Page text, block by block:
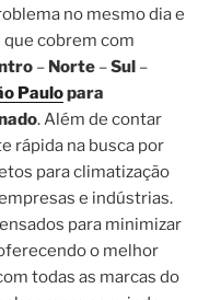
no mesmo dia e
que cobrem com
– Norte –Sul –
Paulopara
. Além de contar
rápida na busca por
para climatização
e indústrias.
para minimizar
o melhor
todas as marcas do